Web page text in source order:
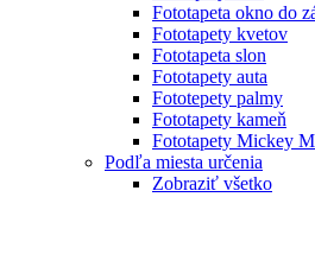
Fototapeta okno do
Fototapety kvetov
Fototapeta slon
Fototapety auta
Fototepety palmy
Fototapety kameň
Fototapety Mickey
Podľa miesta určenia
Zobraziť všetko